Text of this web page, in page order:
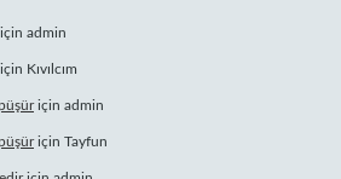
admin
Kıvılcım
için admin
için Tayfun